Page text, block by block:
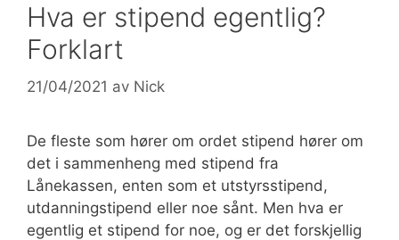
Hva er stipend egentlig?
Forklart
21/04/2021 av Nick
De fleste som hører om ordet stipend hører om
det i sammenheng med stipend fra
Lånekassen, enten som et utstyrsstipend,
utdanningstipend eller noe sånt. Men hva er
egentlig et stipend for noe, og er det forskjellig